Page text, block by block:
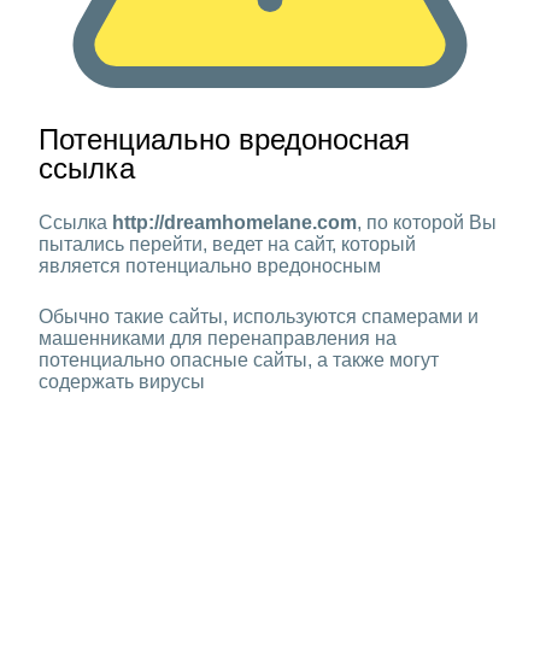
Потенциально вредоносная
ссылка
Ссылка http://dreamhomelane.com, по которой Вы
пытались перейти, ведет на сайт, который
является потенциально вредоносным
Обычно такие сайты, используются спамерами и
машенниками для перенаправления на
потенциально опасные сайты, а также могут
содержать вирусы